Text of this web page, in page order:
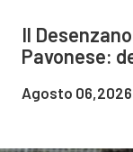
Il
Pavonese:
Agosto 06,2026